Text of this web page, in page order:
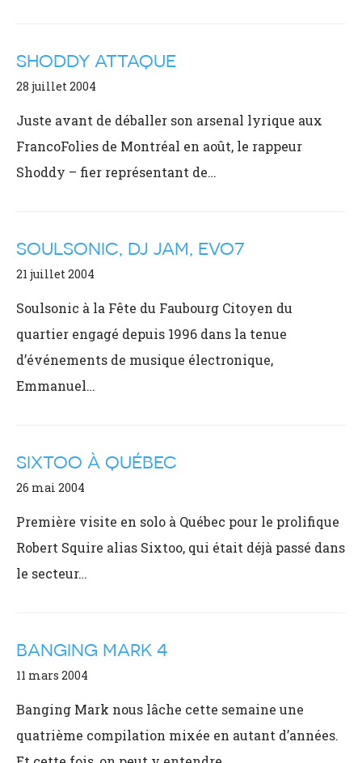
SHODDY ATTAQUE
28 juillet 2004
Juste avant de déballer son arsenal lyrique aux
FrancoFolies de Montréal en août, le rappeur
Shoddy – fier représentant de…
SOULSONIC, DJ JAM, EVO7
21 juillet 2004
Soulsonic à la Fête du Faubourg Citoyen du
quartier engagé depuis 1996 dans la tenue
d’événements de musique électronique,
Emmanuel…
SIXTOO À QUÉBEC
26 mai 2004
Première visite en solo à Québec pour le prolifique
Robert Squire alias Sixtoo, qui était déjà passé dans
le secteur…
BANGING MARK 4
11 mars 2004
Banging Mark nous lâche cette semaine une
quatrième compilation mixée en autant d’années.